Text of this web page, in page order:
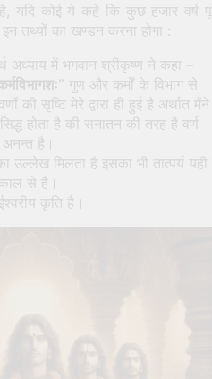
यदि कोई ये कहे कि कुछ हजार वर्ष
तथ्यों का खण्डन करना होगा :
अध्याय में भगवान श्रीकृष्ण ने कहा –
गुण और कर्मों के विभाग से
की सृष्टि मेरे द्वारा ही हुई है अर्थात मैंने
होता है की सनातन की तरह है वर्ण
अनन्त है।
उल्लेख मिलता है इसका भी तात्पर्य यही
से है।
कृति है।